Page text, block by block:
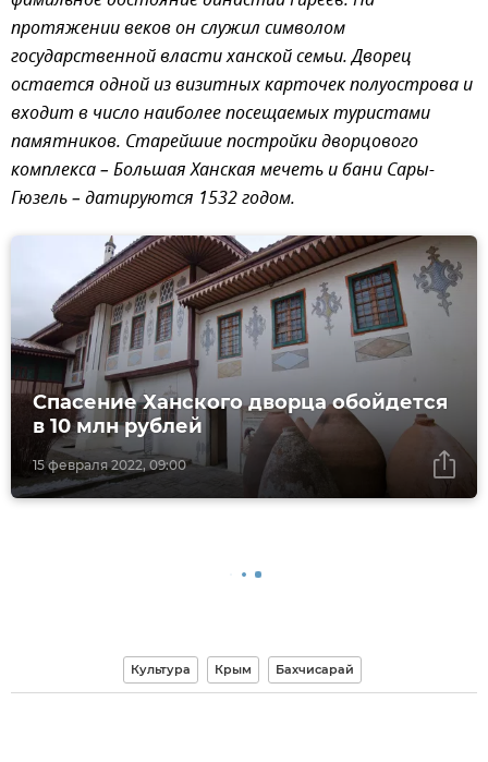
протяжении веков он служил символом
государственной власти ханской семьи. Дворец
остается одной из визитных карточек полуострова и
входит в число наиболее посещаемых туристами
памятников. Старейшие постройки дворцового
комплекса – Большая Ханская мечеть и бани Сары-
Гюзель – датируются 1532 годом.
15 февраля 2022, 09:00
Спасение Ханского дворца обойдется
в 10 млн рублей
Культура Крым Бахчисарай